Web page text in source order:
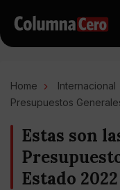
Home Internacional
Presupuestos
Estas son
Estado 2022